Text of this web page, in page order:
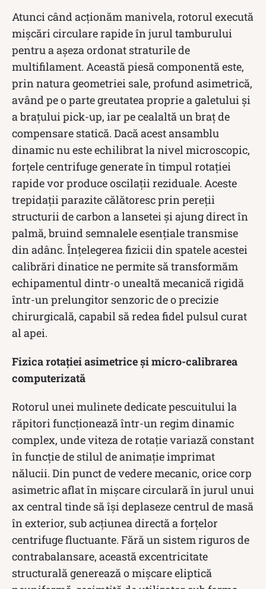
Atunci când acționăm manivela, rotorul execută
mișcări circulare rapide în jurul tamburului
pentru a așeza ordonat straturile de
multifilament. Această piesă componentă este,
prin natura geometriei sale, profund asimetrică,
având pe o parte greutatea proprie a galetului și
a brațului pick-up, iar pe cealaltă un braț de
compensare statică. Dacă acest ansamblu
dinamic nu este echilibrat la nivel microscopic,
forțele centrifuge generate în timpul rotației
rapide vor produce oscilații reziduale. Aceste
trepidații parazite călătoresc prin pereții
structurii de carbon a lansetei și ajung direct în
palmă, bruind semnalele esențiale transmise
din adânc. Înțelegerea fizicii din spatele acestei
calibrări dinatice ne permite să transformăm
echipamentul dintr-o unealtă mecanică rigidă
într-un prelungitor senzoric de o precizie
chirurgicală, capabil să redea fidel pulsul curat
al apei.
Fizica rotației asimetrice și micro-calibrarea
computerizată
Rotorul unei mulinete dedicate pescuitului la
răpitori funcționează într-un regim dinamic
complex, unde viteza de rotație variază constant
în funcție de stilul de animație imprimat
nălucii. Din punct de vedere mecanic, orice corp
asimetric aflat în mișcare circulară în jurul unui
ax central tinde să își deplaseze centrul de masă
în exterior, sub acțiunea directă a forțelor
centrifuge fluctuante. Fără un sistem riguros de
contrabalansare, această excentricitate
structurală generează o mișcare eliptică